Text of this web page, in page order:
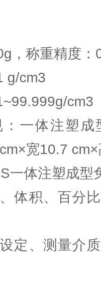
，称重精度：
g/cm3
cm3
一体注塑成
宽10.7
一体注塑成型
体积、百分
定、测量介